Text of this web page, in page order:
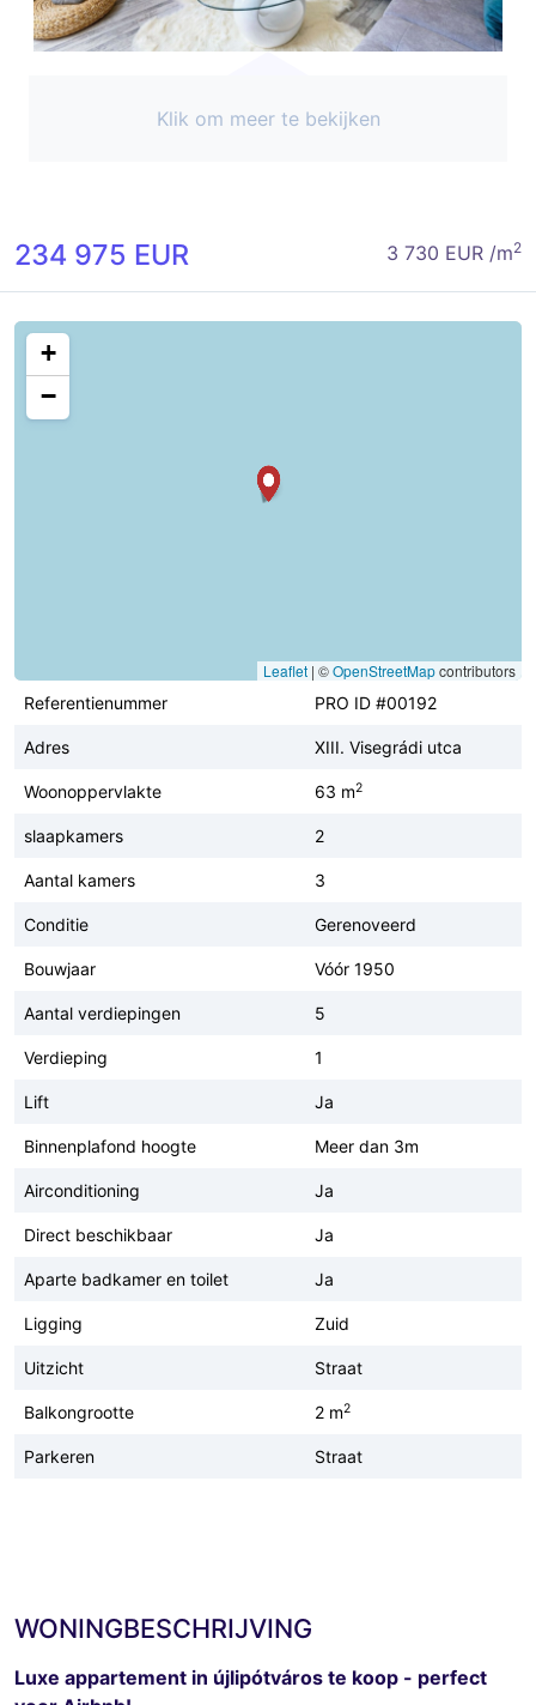
Klik om meer te bekijken
234 975 EUR 3 730 EUR /m2
+
−
Leaflet | ©OpenStreetMapcontributors
Referentienummer
PRO ID #00192
Adres XIII. Visegrádi utca
Woonoppervlakte 63 m2
slaapkamers 2
Aantal kamers 3
Conditie Gerenoveerd
Bouwjaar Vóór 1950
Aantal verdiepingen 5
Verdieping 1
Lift Ja
Binnenplafond hoogte Meer dan 3m
Airconditioning Ja
Direct beschikbaar Ja
Aparte badkamer en toilet Ja
Ligging Zuid
Uitzicht Straat
Balkongrootte 2 m2
Parkeren Straat
WONINGBESCHRIJVING
Luxe appartement in újlipótváros te koop - perfect